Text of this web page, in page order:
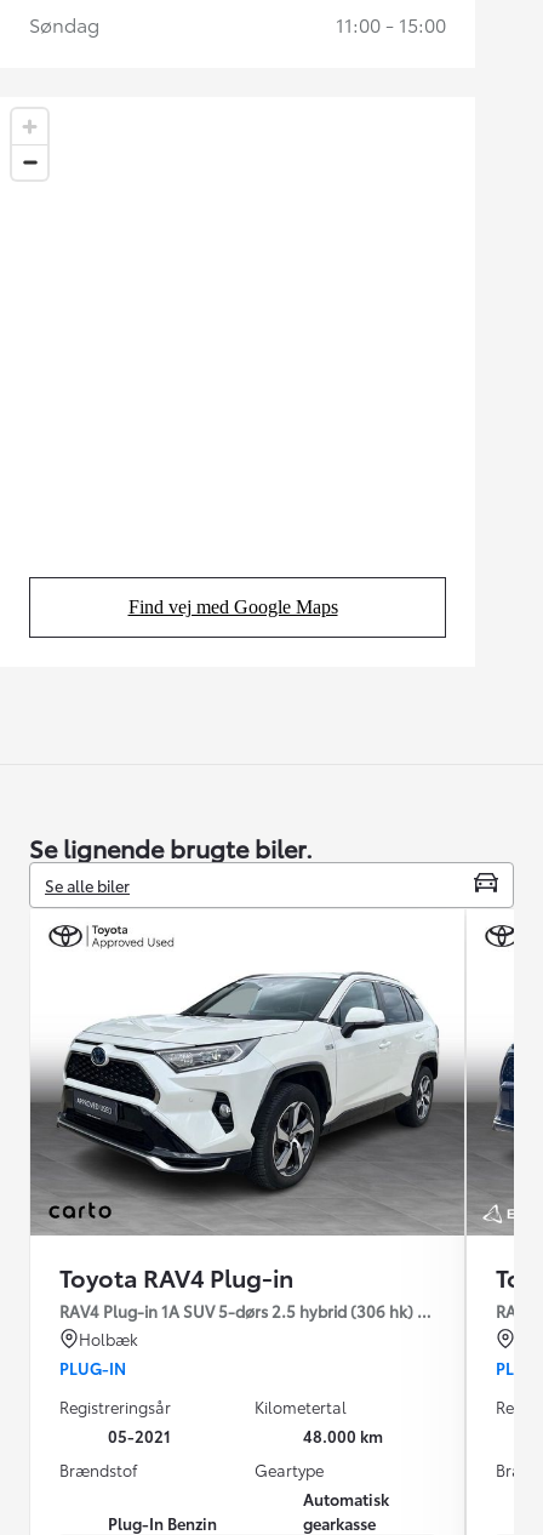
Find vej med Google Maps
(Opens in new tab)
Søndag
11:00 - 15:00
Se lignende brugte biler.
Se alle biler
Toyota RAV4 Plug-in
RAV4 Plug-in 1A SUV 5-dørs 2.5 hybrid (306 hk) aut. gear AWD-
Holbæk
PLUG-IN
Registreringsår
05-2021
Kilometertal
48.000 km
Brændstof
Plug-In Benzin
Geartype
Automatisk
gearkasse